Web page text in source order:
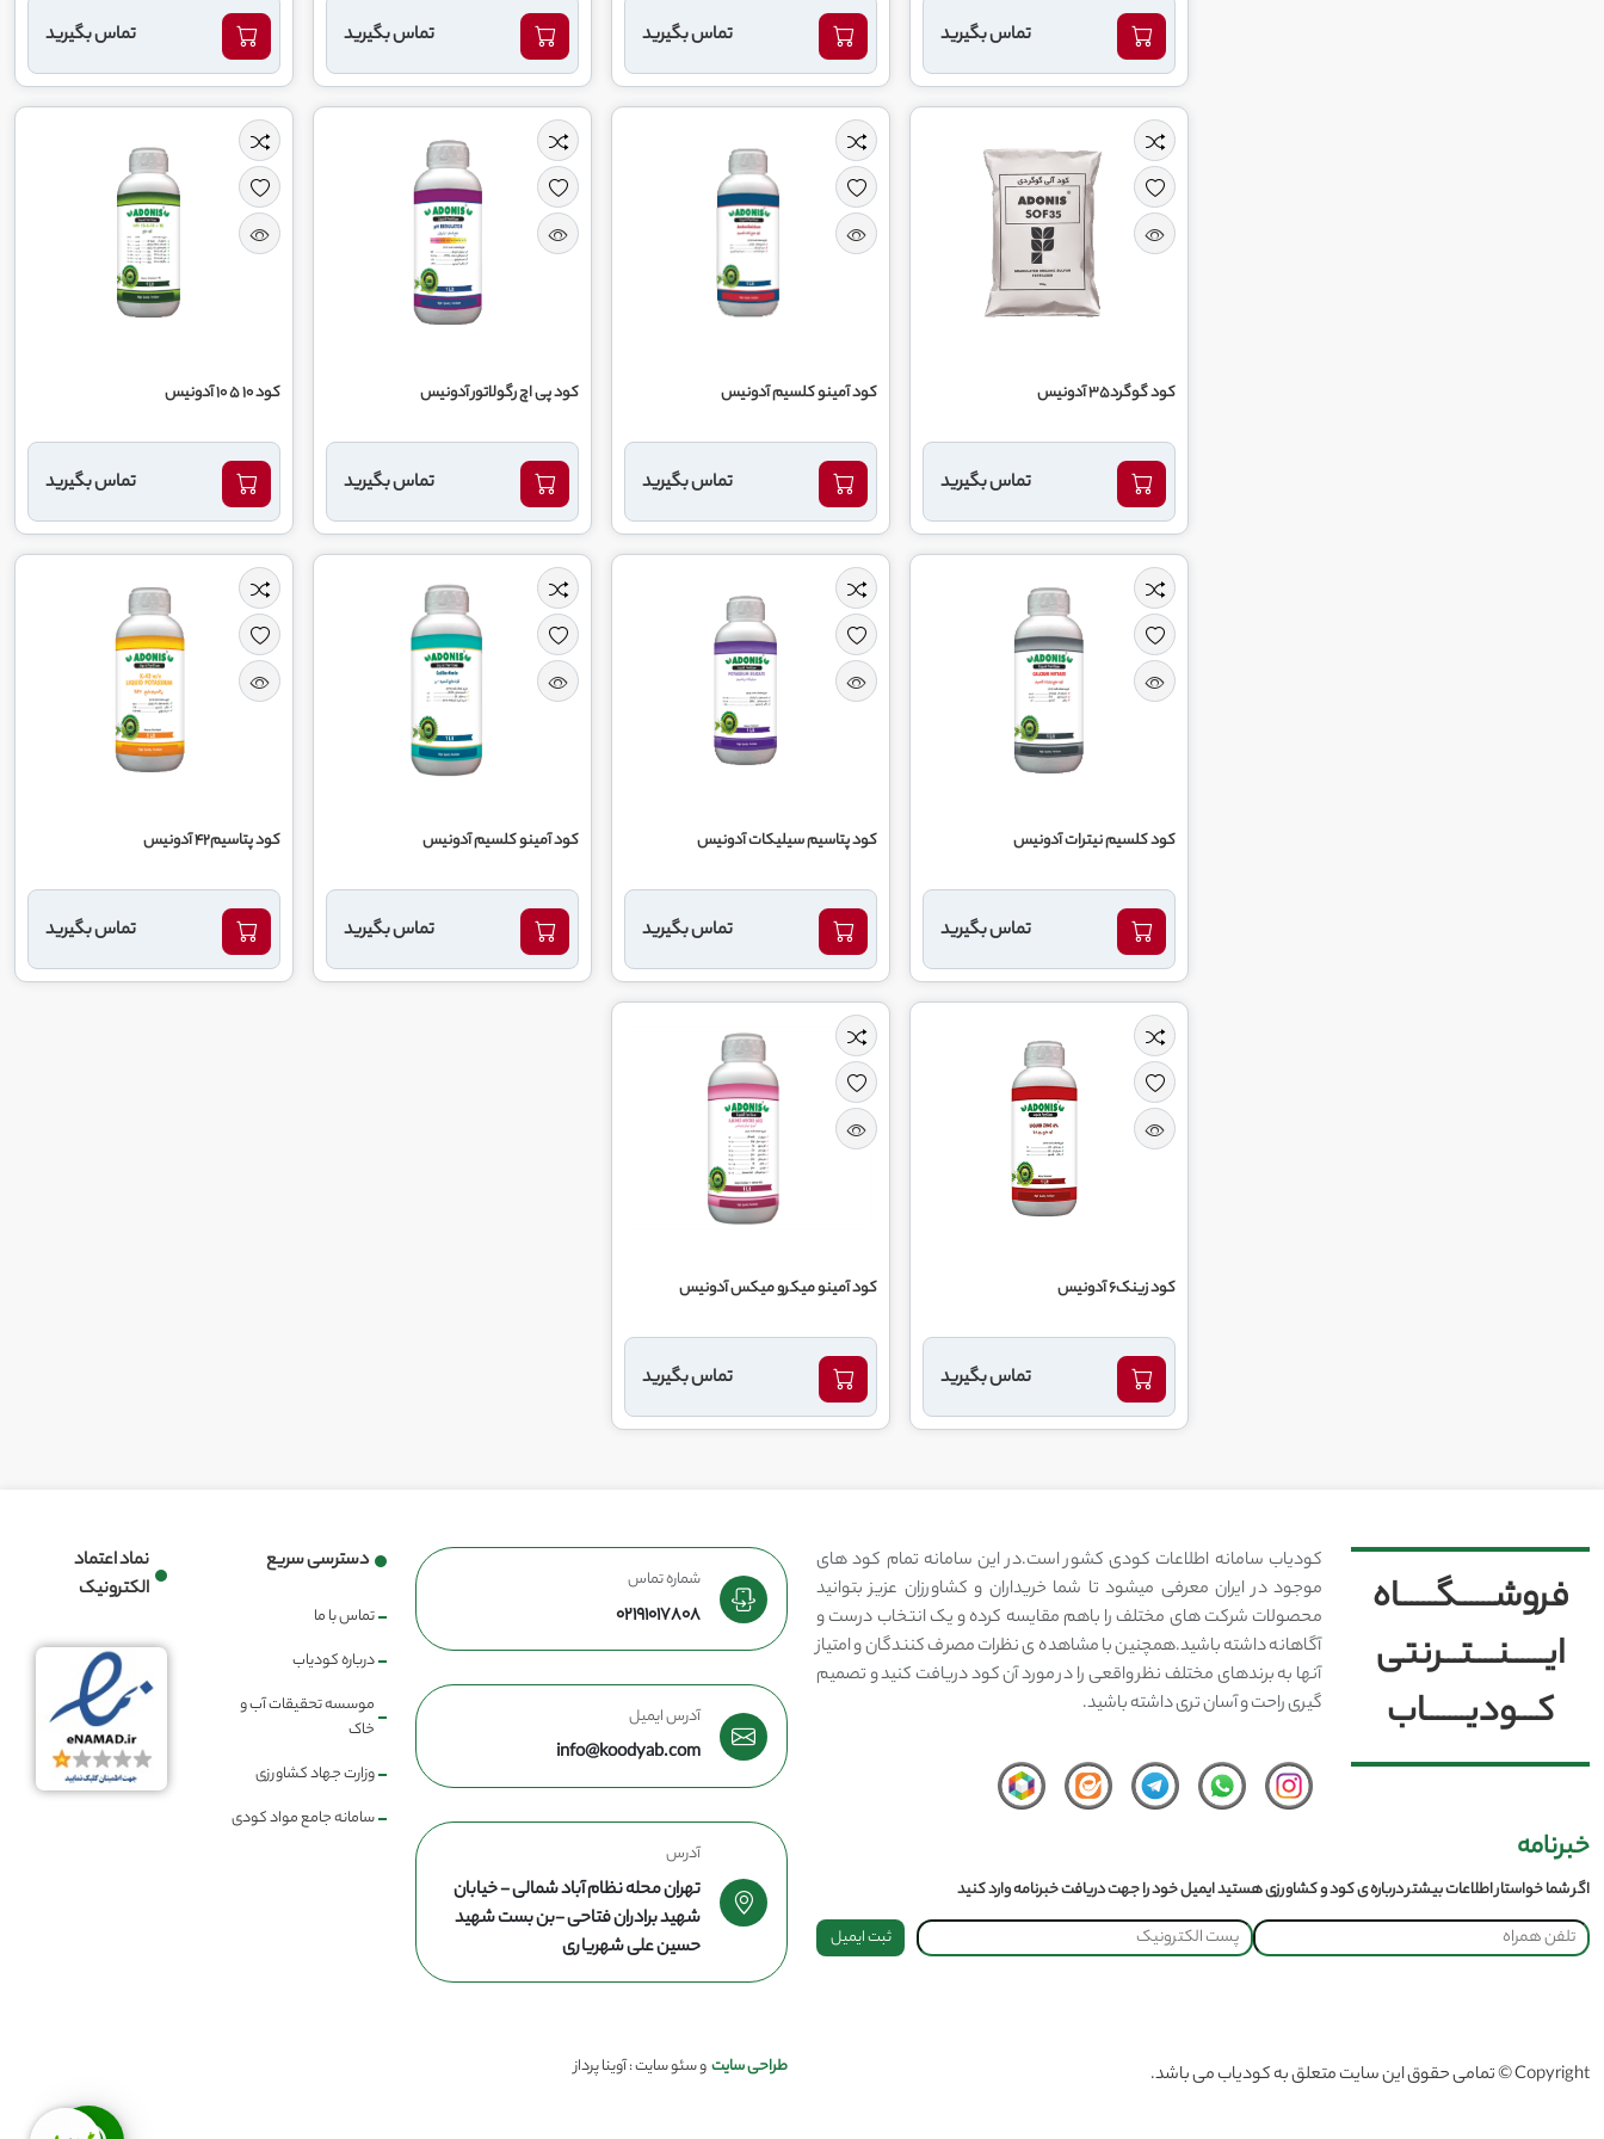
تماس بگیرید تماس بگیرید تماس بگیرید تماس بگیرید
کود گوگرد35 آدونیس
تماس بگیرید
کود آمینو کلسیم آدونیس
تماس بگیرید
کود پی اچ رگولاتور آدونیس
تماس بگیرید
کود 10 5 10 آدونیس
تماس بگیرید
کود کلسیم نیترات آدونیس
تماس بگیرید
کود پتاسیم سیلیکات آدونیس
تماس بگیرید
کود آمینو کلسیم آدونیس
تماس بگیرید
کود پتاسیم42 آدونیس
تماس بگیرید
کود زینک6 آدونیس
تماس بگیرید
کود آمینو میکرو میکس آدونیس
تماس بگیرید
فروشــــــگــــــاه
ایــــــنــــتـــرنتی
کـــودیـــــــاب
کودیاب سامانه اطلاعات کودی کشور است.در این سامانه تمام کود های
موجود در ایران معرفی میشود تا شما خریداران و کشاورزان عزیز بتوانید
محصولات شرکت های مختلف را باهم مقایسه کرده و یک انتخاب درست و
آگاهانه داشته باشید.همچنین با مشاهده ی نظرات مصرف کنندگان و امتیاز
آنها به برندهای مختلف نظر واقعی را در مورد آن کود دریافت کنید و تصمیم
گیری راحت و آسان تری داشته باشید.
خبرنامه
اگر شما خواستار اطلاعات بیشتر درباره ی کود و کشاورزی هستید ایمیل خود را جهت دریافت خبرنامه وارد کنید
ثبت ایمیل
شماره تماس
02191017808
آدرس ایمیل
info@koodyab.com
آدرس
تهران محله نظام آباد شمالی - خیابان
شهید برادران فتاحی -بن بست شهید
حسین علی شهریاری
دسترسی سریع
تماس با ما
درباره کودیاب
موسسه تحقیقات آب و
خاک
وزارت جهاد کشاورزی
سامانه جامع مواد کودی
نماد اعتماد
الکترونیک
Copyright © تمامی حقوق این سایت متعلق به کودیاب می باشد. طراحی سایتو سئو سایت : آوینا پرداز